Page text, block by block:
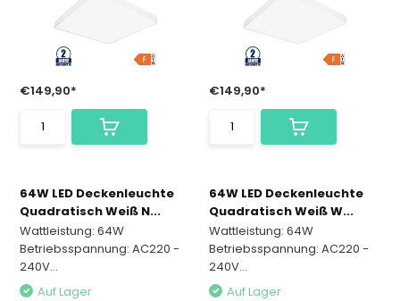
€149,90*
64W LED Deckenleuchte
Quadratisch Weiß N...
Wattleistung: 64W
Betriebsspannung: AC220 -
240V...
Auf Lager
€149,90*
64W LED Deckenleuchte
Quadratisch Weiß W...
Wattleistung: 64W
Betriebsspannung: AC220 -
240V...
Auf Lager